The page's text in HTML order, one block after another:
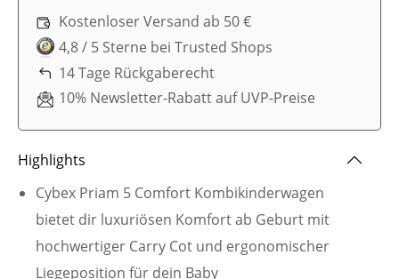
Kostenloser Versand ab 50 €
4,8 / 5 Sterne bei Trusted Shops
14 Tage Rückgaberecht
10% Newsletter-Rabatt auf UVP-Preise
Highlights
Cybex Priam 5 Comfort Kombikinderwagen
bietet dir luxuriösen Komfort ab Geburt mit
hochwertiger Carry Cot und ergonomischer
Liegeposition für dein Baby